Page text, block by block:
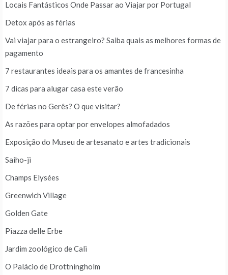
Locais Fantásticos Onde Passar ao Viajar por Portugal
Detox após as férias
Vai viajar para o estrangeiro? Saiba quais as melhores formas de
pagamento
7 restaurantes ideais para os amantes de francesinha
7 dicas para alugar casa este verão
De férias no Gerês? O que visitar?
As razões para optar por envelopes almofadados
Exposição do Museu de artesanato e artes tradicionais
Saiho-ji
Champs Elysées
Greenwich Village
Golden Gate
Piazza delle Erbe
Jardim zoológico de Cali
O Palácio de Drottningholm